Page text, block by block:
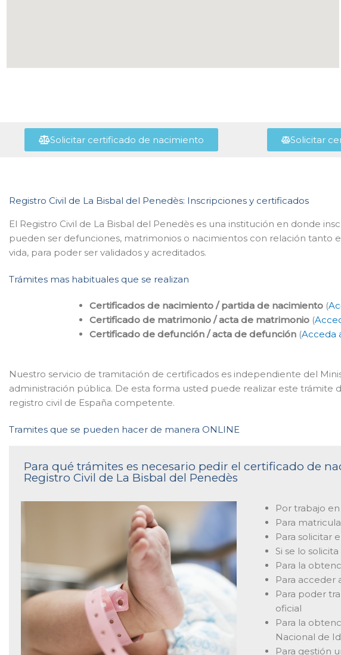
Solicitar certificado de nacimiento Solicitar
Registro Civil de La Bisbal del Penedès: Inscripciones y certificados
El Registro Civil de La Bisbal del Penedès es una institución en donde
pueden ser defunciones, matrimonios o nacimientos con relación tanto
vida, para poder ser validados y acreditados.
Trámites mas habituales que se realizan
Certificados de nacimiento / partida de nacimiento (
Certificado de matrimonio / acta de matrimonio (
Certificado de defunción / acta de defunción (Acceda
Nuestro servicio de tramitación de certificados es independiente del
administración pública. De esta forma usted puede realizar este trámite
registro civil de España competente.
Tramites que se pueden hacer de manera ONLINE
Para qué trámites es necesario pedir el certificado de
Registro Civil de La Bisbal del Penedès
Por trabajo
Para
Para solicitar
Si se lo
Para la
Para acceder
Para poder
oficial
Para la
Nacional de
Para gestión